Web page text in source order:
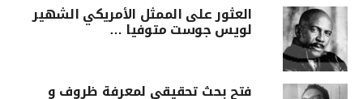
العثور على الممثل الأمريكي الشهير
لويس جوست متوفيا …
فتح بحث تحقيقي لمعرفة ظروف و